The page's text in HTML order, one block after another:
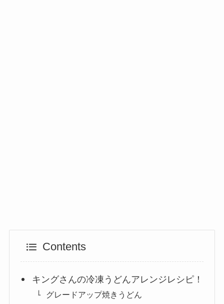
Contents
キングさんの冷凍うどんアレンジレシピ！
グレードアップ焼きうどん